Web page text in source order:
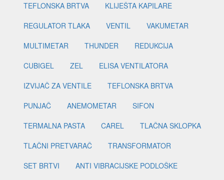
TEFLONSKA BRTVA
KLIJEŠTA KAPILARE
REGULATOR TLAKA
VENTIL
VAKUMETAR
MULTIMETAR
THUNDER
REDUKCIJA
CUBIGEL
ZEL
ELISA VENTILATORA
IZVIJAČ ZA VENTILE
TEFLONSKA BRTVA
PUNJAČ
ANEMOMETAR
SIFON
TERMALNA PASTA
CAREL
TLAČNA SKLOPKA
TLAČNI PRETVARAČ
TRANSFORMATOR
SET BRTVI
ANTI VIBRACIJSKE PODLOŠKE